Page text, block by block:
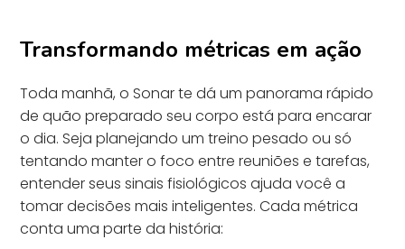
Transformando métricas em ação
Toda manhã, o Sonar te dá um panorama rápido
de quão preparado seu corpo está para encarar
o dia. Seja planejando um treino pesado ou só
tentando manter o foco entre reuniões e tarefas,
entender seus sinais fisiológicos ajuda você a
tomar decisões mais inteligentes. Cada métrica
conta uma parte da história: